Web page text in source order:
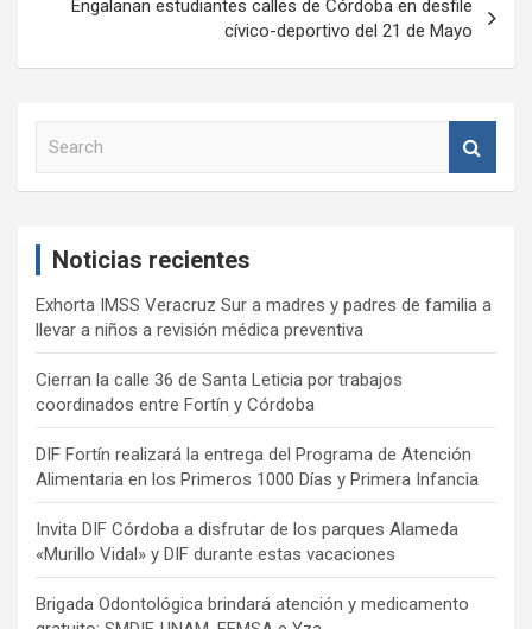
Engalanan estudiantes calles de Córdoba en desfile
cívico-deportivo del 21 de Mayo
Noticias recientes
Exhorta IMSS Veracruz Sur a madres y padres de familia a
llevar a niños a revisión médica preventiva
Cierran la calle 36 de Santa Leticia por trabajos
coordinados entre Fortín y Córdoba
DIF Fortín realizará la entrega del Programa de Atención
Alimentaria en los Primeros 1000 Días y Primera Infancia
Invita DIF Córdoba a disfrutar de los parques Alameda
«Murillo Vidal» y DIF durante estas vacaciones
Brigada Odontológica brindará atención y medicamento